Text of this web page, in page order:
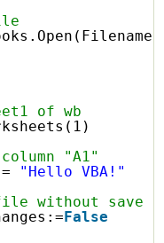
of wb
"A1"
"Hello VBA!"
without save
False